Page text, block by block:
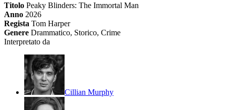
Titolo Peaky Blinders: The Immortal Man
Anno 2026
Regista Tom Harper
Genere Drammatico, Storico, Crime
Interpretato da
Cillian Murphy